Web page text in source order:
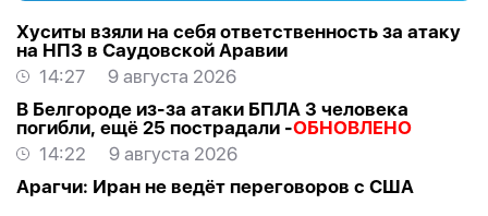
Хуситы взяли на себя ответственность за атаку
на НПЗ в Саудовской Аравии
14:27
9 августа 2026
В Белгороде из-за атаки БПЛА 3 человека
погибли, ещё 25 пострадали -ОБНОВЛЕНО
14:22
9 августа 2026
Арагчи: Иран не ведёт переговоров с США